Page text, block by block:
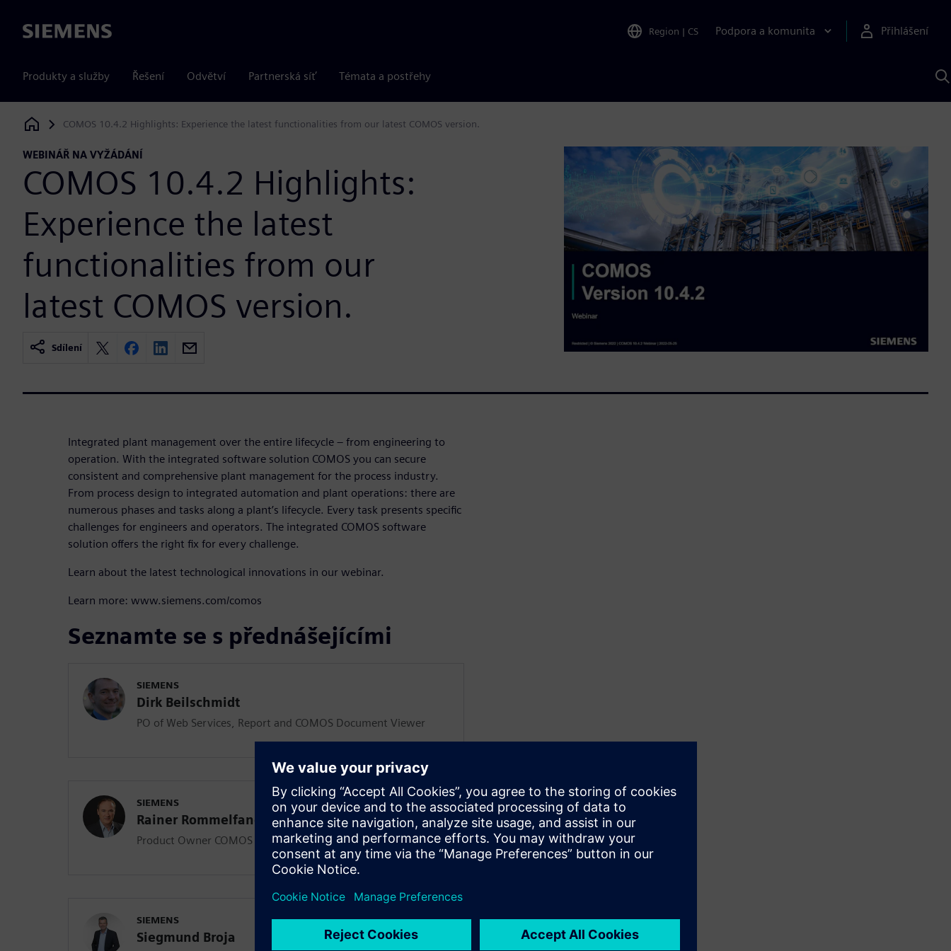
Siemens Region | CS Podpora a komunita Přihlášení
Produkty a služby Řešení Odvětví Partnerská síť Témata a postřehy
Siemens Digital Industries Software
COMOS 10.4.2 Highlights: Experience the latest functionalities from our latest COMOS version.
WEBINÁŘ NA VYŽÁDÁNÍ
COMOS 10.4.2 Highlights:
Experience the latest
functionalities from our
latest COMOS version.
Sdílení
Integrated plant management over the entire lifecycle – from engineering to
operation. With the integrated software solution COMOS you can secure
consistent and comprehensive plant management for the process industry.
From process design to integrated automation and plant operations: there are
numerous phases and tasks along a plant’s lifecycle. Every task presents specific
challenges for engineers and operators. The integrated COMOS software
solution offers the right fix for every challenge.
Learn about the latest technological innovations in our webinar.
Learn more: www.siemens.com/comos
Seznamte se s přednášejícími
SIEMENS
Dirk Beilschmidt
PO of Web Services, Report and COMOS Document Viewer
SIEMENS
Rainer Rommelfanger
Product Owner COMOS 3D Interfaces
SIEMENS
Siegmund Broja